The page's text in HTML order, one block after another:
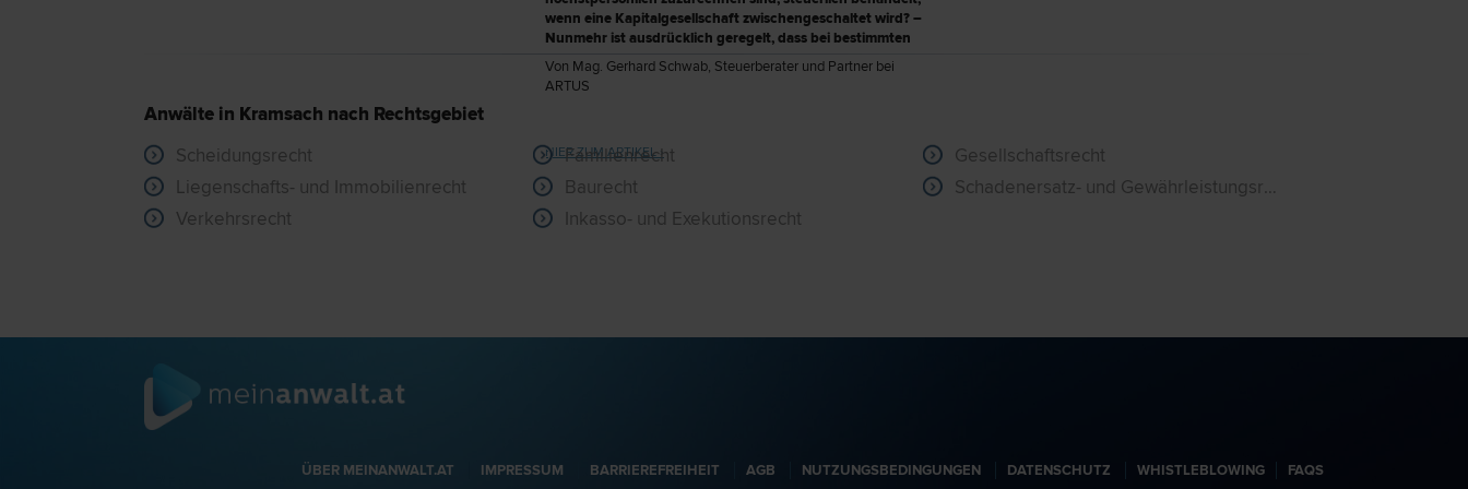
wenn eine Kapitalgesellschaft zwischengeschaltet wird? –
Nunmehr ist ausdrücklich geregelt, dass bei bestimmten
höchstpersönlichen Tätigkeiten trotz Zwischenschaltung
einer Kapitalgesellschaft die erzielten Einkünfte
Von Mag. Gerhard Schwab, Steuerberater und Partner bei
ARTUS
HIER ZUM ARTIKEL ›
Anwälte in Kramsach nach Rechtsgebiet
Scheidungsrecht
Familienrecht
Gesellschaftsrecht
Liegenschafts- und Immobilienrecht
Baurecht
Schadenersatz- und Gewährleistungsrecht
Verkehrsrecht
Inkasso- und Exekutionsrecht
ÜBER MEINANWALT.AT IMPRESSUM BARRIEREFREIHEIT AGB NUTZUNGSBEDINGUNGEN DATENSCHUTZ WHISTLEBLOWING FAQS